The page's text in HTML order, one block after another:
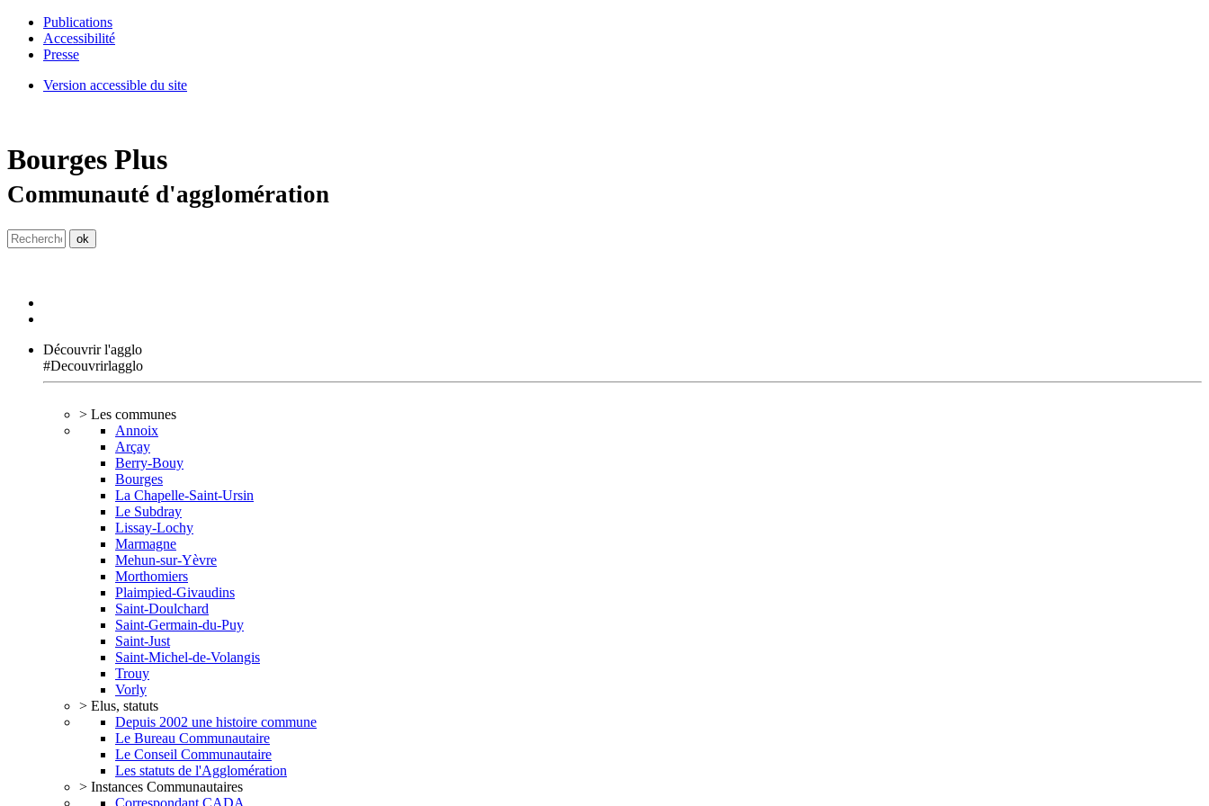
Publications
Accessibilité
Presse
Version accessible du site
Bourges Plus
Communauté d'agglomération
Découvrir l'agglo
#Decouvrirlagglo
> Les communes
Annoix
Arçay
Berry-Bouy
Bourges
La Chapelle-Saint-Ursin
Le Subdray
Lissay-Lochy
Marmagne
Mehun-sur-Yèvre
Morthomiers
Plaimpied-Givaudins
Saint-Doulchard
Saint-Germain-du-Puy
Saint-Just
Saint-Michel-de-Volangis
Trouy
Vorly
> Elus, statuts
Depuis 2002 une histoire commune
Le Bureau Communautaire
Le Conseil Communautaire
Les statuts de l'Agglomération
> Instances Communautaires
Correspondant CADA